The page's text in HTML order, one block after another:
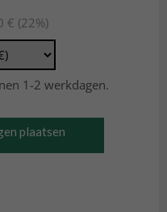
€ (22%)
1-2 werkdagen.
plaatsen